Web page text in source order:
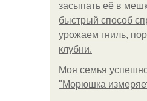
засыпать её в
быстрый способ
урожаем гниль,
клубни.
Моя семья
"Морюшка